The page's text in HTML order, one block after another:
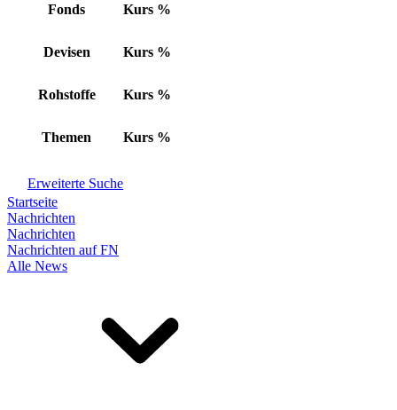
Fonds Kurs %
Devisen Kurs %
Rohstoffe Kurs %
Themen Kurs %
Erweiterte Suche
Startseite
Nachrichten
Nachrichten
Nachrichten auf FN
Alle News